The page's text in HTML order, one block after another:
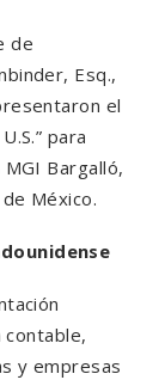
de
Esq.,
el
para
Bargalló,
México.
y empresas